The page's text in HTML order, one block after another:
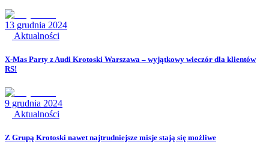
13 grudnia 2024
Aktualności
X-Mas Party z Audi Krotoski Warszawa – wyjątkowy wieczór dla klientów
RS!
9 grudnia 2024
Aktualności
Z Grupą Krotoski nawet najtrudniejsze misje stają się możliwe